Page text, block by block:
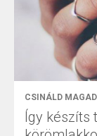
CSINÁLD MAGAD
Így készíts